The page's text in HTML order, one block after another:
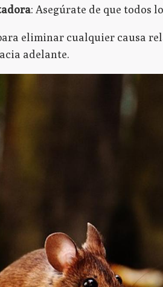
: Asegúrate de que todos
eliminar cualquier causa
adelante.